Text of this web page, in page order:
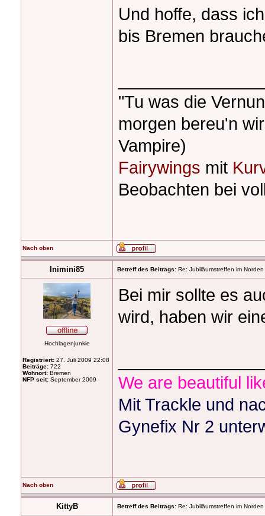
Und hoffe, dass
bis Bremen
"Tu was die
morgen bereu'n
Vampire)
Fairywings mit
Beobachten bei
Nach oben
Inimini85 Betreff des Beitrags: Re: Jubiläumstreffen im Norden
Hochlagenjunkie
Registriert: 27. Juli 2009 22:08
Beiträge: 722
Wohnort: Bremen
NFP seit: September 2009
Bei mir sollte es
wird, haben wir
We are beautiful
Mit Trackle und
Gynefix Nr 2
Nach oben
KittyB Betreff des Beitrags: Re: Jubiläumstreffen im Norden